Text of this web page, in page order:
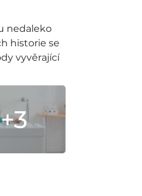
nedaleko
historie se
vyvěrající
+3